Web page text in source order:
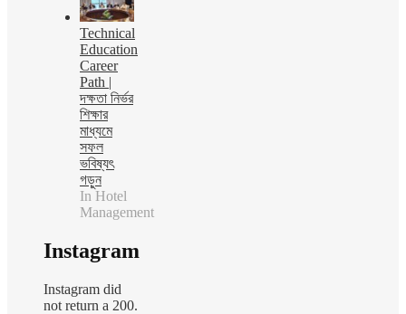
Technical
Education
Career
Path |
দক্ষতা নির্ভর
শিক্ষার
মাধ্যমে
সফল
ভবিষ্যৎ
গড়ুন
In Hotel
Management
Instagram
Instagram did
not return a 200.